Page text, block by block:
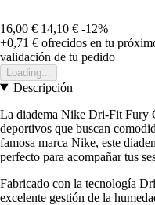
16,00 € 14,10 € -12%
+0,71 € ofrecidos en tu
validación de tu pedido
Loading...
Descripción
La diadema Nike Dri-Fit Fury
deportivos que buscan
famosa marca Nike, este
perfecto para acompañar tus
Fabricado con la tecnología
excelente gestión de la